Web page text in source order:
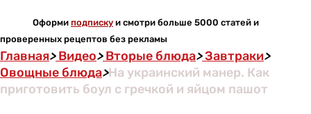
Оформи подписку и смотри больше 5000 статей и
проверенных рецептов без рекламы
Главная>Видео>Вторые блюда>Завтраки>
Овощные блюда>На украинский манер. Как
приготовить боул с гречкой и яйцом пашот